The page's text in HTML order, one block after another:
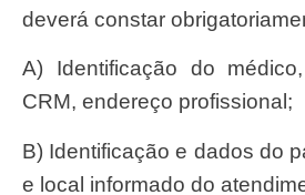
deverá constar
a) Identificação do médico, incluindo nome,
CRM, endereço profissional;
b) Identificação e dados do paciente (endereço
e local informado do